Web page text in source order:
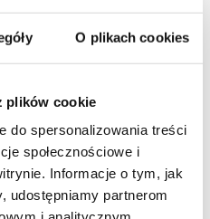
O plikach cookies
plików cookie
do spersonalizowania treści
społecznościowe i
Informacje o tym, jak
udostępniamy partnerom
Coast